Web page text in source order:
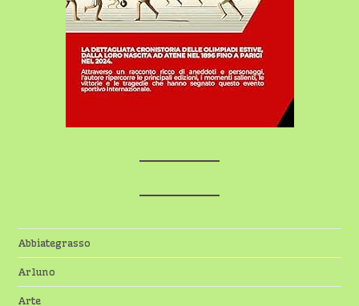
Abbiategrasso
Arluno
Arte